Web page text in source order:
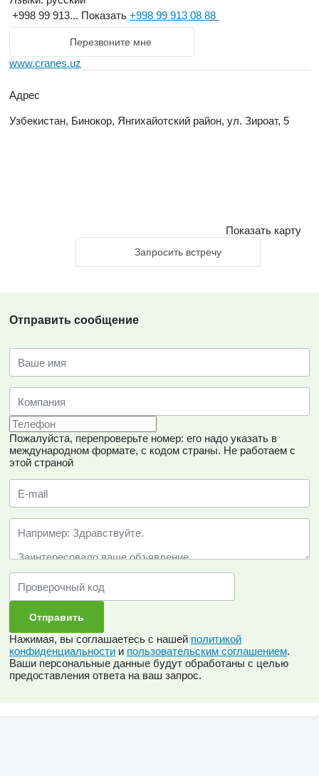
укрупнительную сборку и качественную смазку узлов, что
“Bogdo Cranes” предлагает купить оборудование по
заказчиков.
+998 99 913... Показать +998 99 913 08 88
Перезвоните мне
www.cranes.uz
Адрес
Узбекистан, Бинокор, Янгихайотский район, ул. Зироат, 5
Показать карту
Запросить встречу
Отправить сообщение
Пожалуйста, перепроверьте номер: его надо указать в
международном формате, с кодом страны. Не работаем с
этой страной
Нажимая, вы соглашаетесь с нашей политикой
конфиденциальности и пользовательским соглашением.
Ваши персональные данные будут обработаны с целью
предоставления ответа на ваш запрос.